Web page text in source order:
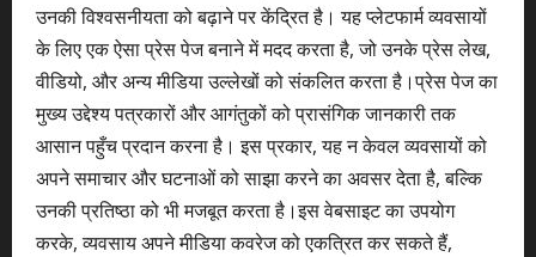
उनकी विश्वसनीयता को बढ़ाने पर केंद्रित है। यह प्लेटफार्म व्यवसायों
के लिए एक ऐसा प्रेस पेज बनाने में मदद करता है, जो उनके प्रेस लेख,
वीडियो, और अन्य मीडिया उल्लेखों को संकलित करता है।प्रेस पेज का
मुख्य उद्देश्य पत्रकारों और आगंतुकों को प्रासंगिक जानकारी तक
आसान पहुँच प्रदान करना है। इस प्रकार, यह न केवल व्यवसायों को
अपने समाचार और घटनाओं को साझा करने का अवसर देता है, बल्कि
उनकी प्रतिष्ठा को भी मजबूत करता है।इस वेबसाइट का उपयोग
करके, व्यवसाय अपने मीडिया कवरेज को एकत्रित कर सकते हैं,